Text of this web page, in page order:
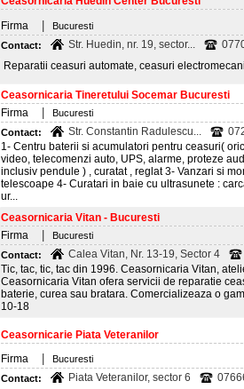
Firma
Bucuresti
Contact:
Str. Huedin, nr. 19, sector...
Reparatii ceasuri automate, ceasuri
Ceasornicaria Tineretului Socemar Bucuresti
Firma
Bucuresti
Contact:
Str. Constantin Radulescu...
1- Centru baterii si acumulatori pentru ceasuri(
video, telecomenzi auto, UPS, alarme, proteze
inclusiv pendule ) , curatat , reglat 3- Vanzari si
telescoape 4- Curatari in baie cu ultrasunete :
ur...
Ceasornicaria Vitan - Bucuresti
Firma
Bucuresti
Contact:
Calea Vitan, Nr. 13-19, Sector 4
Tic, tac, tic, tac din 1996. Ceasornicaria Vitan,
Ceasornicaria Vitan ofera servicii de reparatie
baterie, curea sau bratara. Comercializeaza o
10-18
Ceasornicarie Piata Veteranilor
Firma
Bucuresti
Contact:
Piata Veteranilor, sector 6